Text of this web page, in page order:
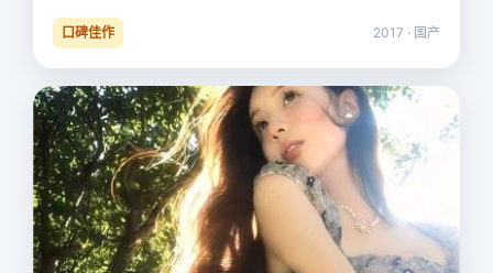
口碑佳作 2017 · 国产